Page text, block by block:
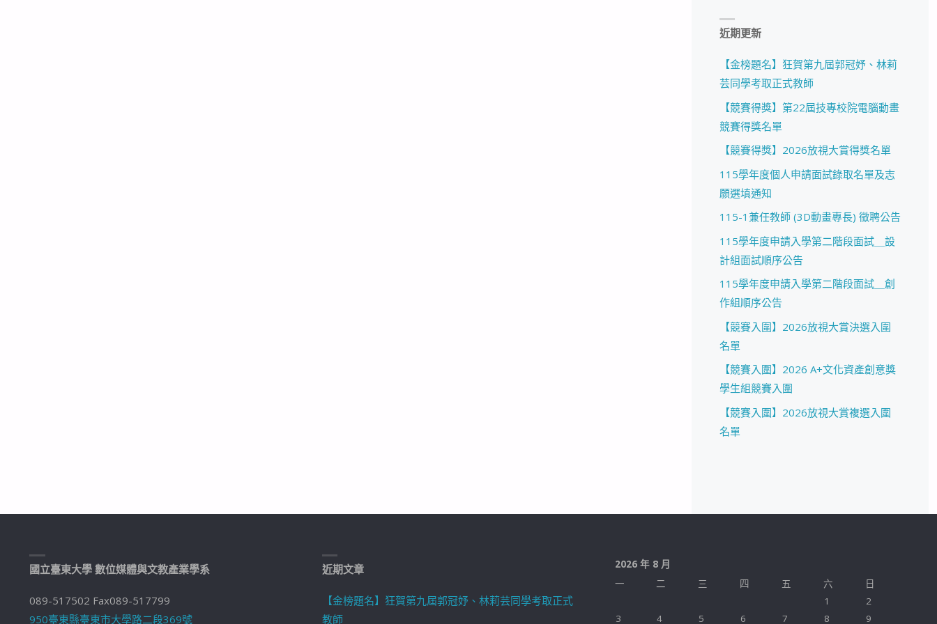
近期更新
【金榜題名】狂賀第九屆郭冠妤、林莉
芸同學考取正式教師
【競賽得獎】第22屆技專校院電腦動畫
競賽得獎名單
【競賽得獎】2026放視大賞得獎名單
115學年度個人申請面試錄取名單及志
願選填通知
115-1兼任教師 (3D動畫專長) 徵聘公告
115學年度申請入學第二階段面試＿設
計組面試順序公告
115學年度申請入學第二階段面試＿創
作組順序公告
【競賽入圍】2026放視大賞決選入圍
名單
【競賽入圍】2026 A+文化資產創意獎
學生組競賽入圍
【競賽入圍】2026放視大賞複選入圍
名單
國立臺東大學 數位媒體與文教產業學系
089-517502 Fax089-517799
950臺東縣臺東市大學路二段369號
近期文章
【金榜題名】狂賀第九屆郭冠妤、林莉芸同學考取正式
教師
2026 年 8 月
一
二 三 四 五 六
日
1
2
3
4 5 6 7 8 9